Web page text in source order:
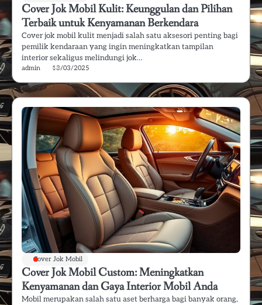
Cover Jok Mobil Kulit: Keunggulan dan Pilihan
Terbaik untuk Kenyamanan Berkendara
Cover jok mobil kulit menjadi salah satu aksesori penting bagi
pemilik kendaraan yang ingin meningkatkan tampilan
interior sekaligus melindungi jok…
admin 13/03/2025
Cover Jok Mobil
Cover Jok Mobil Custom: Meningkatkan
Kenyamanan dan Gaya Interior Mobil Anda
Mobil merupakan salah satu aset berharga bagi banyak orang,